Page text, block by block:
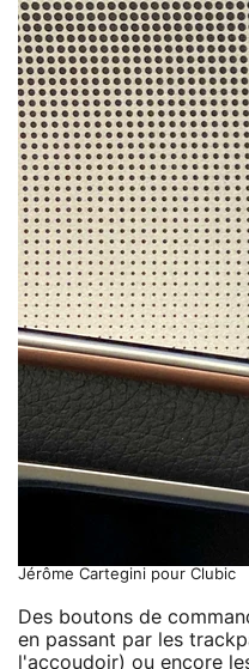
Jérôme Cartegini pour Clubic
Des boutons de
en passant par les
l'accoudoir) ou encore